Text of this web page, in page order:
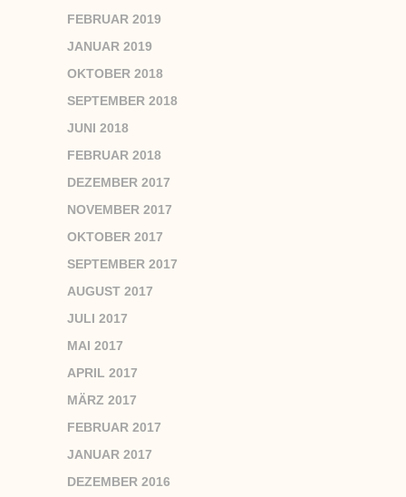
FEBRUAR 2019
JANUAR 2019
OKTOBER 2018
SEPTEMBER 2018
JUNI 2018
FEBRUAR 2018
DEZEMBER 2017
NOVEMBER 2017
OKTOBER 2017
SEPTEMBER 2017
AUGUST 2017
JULI 2017
MAI 2017
APRIL 2017
MÄRZ 2017
FEBRUAR 2017
JANUAR 2017
DEZEMBER 2016